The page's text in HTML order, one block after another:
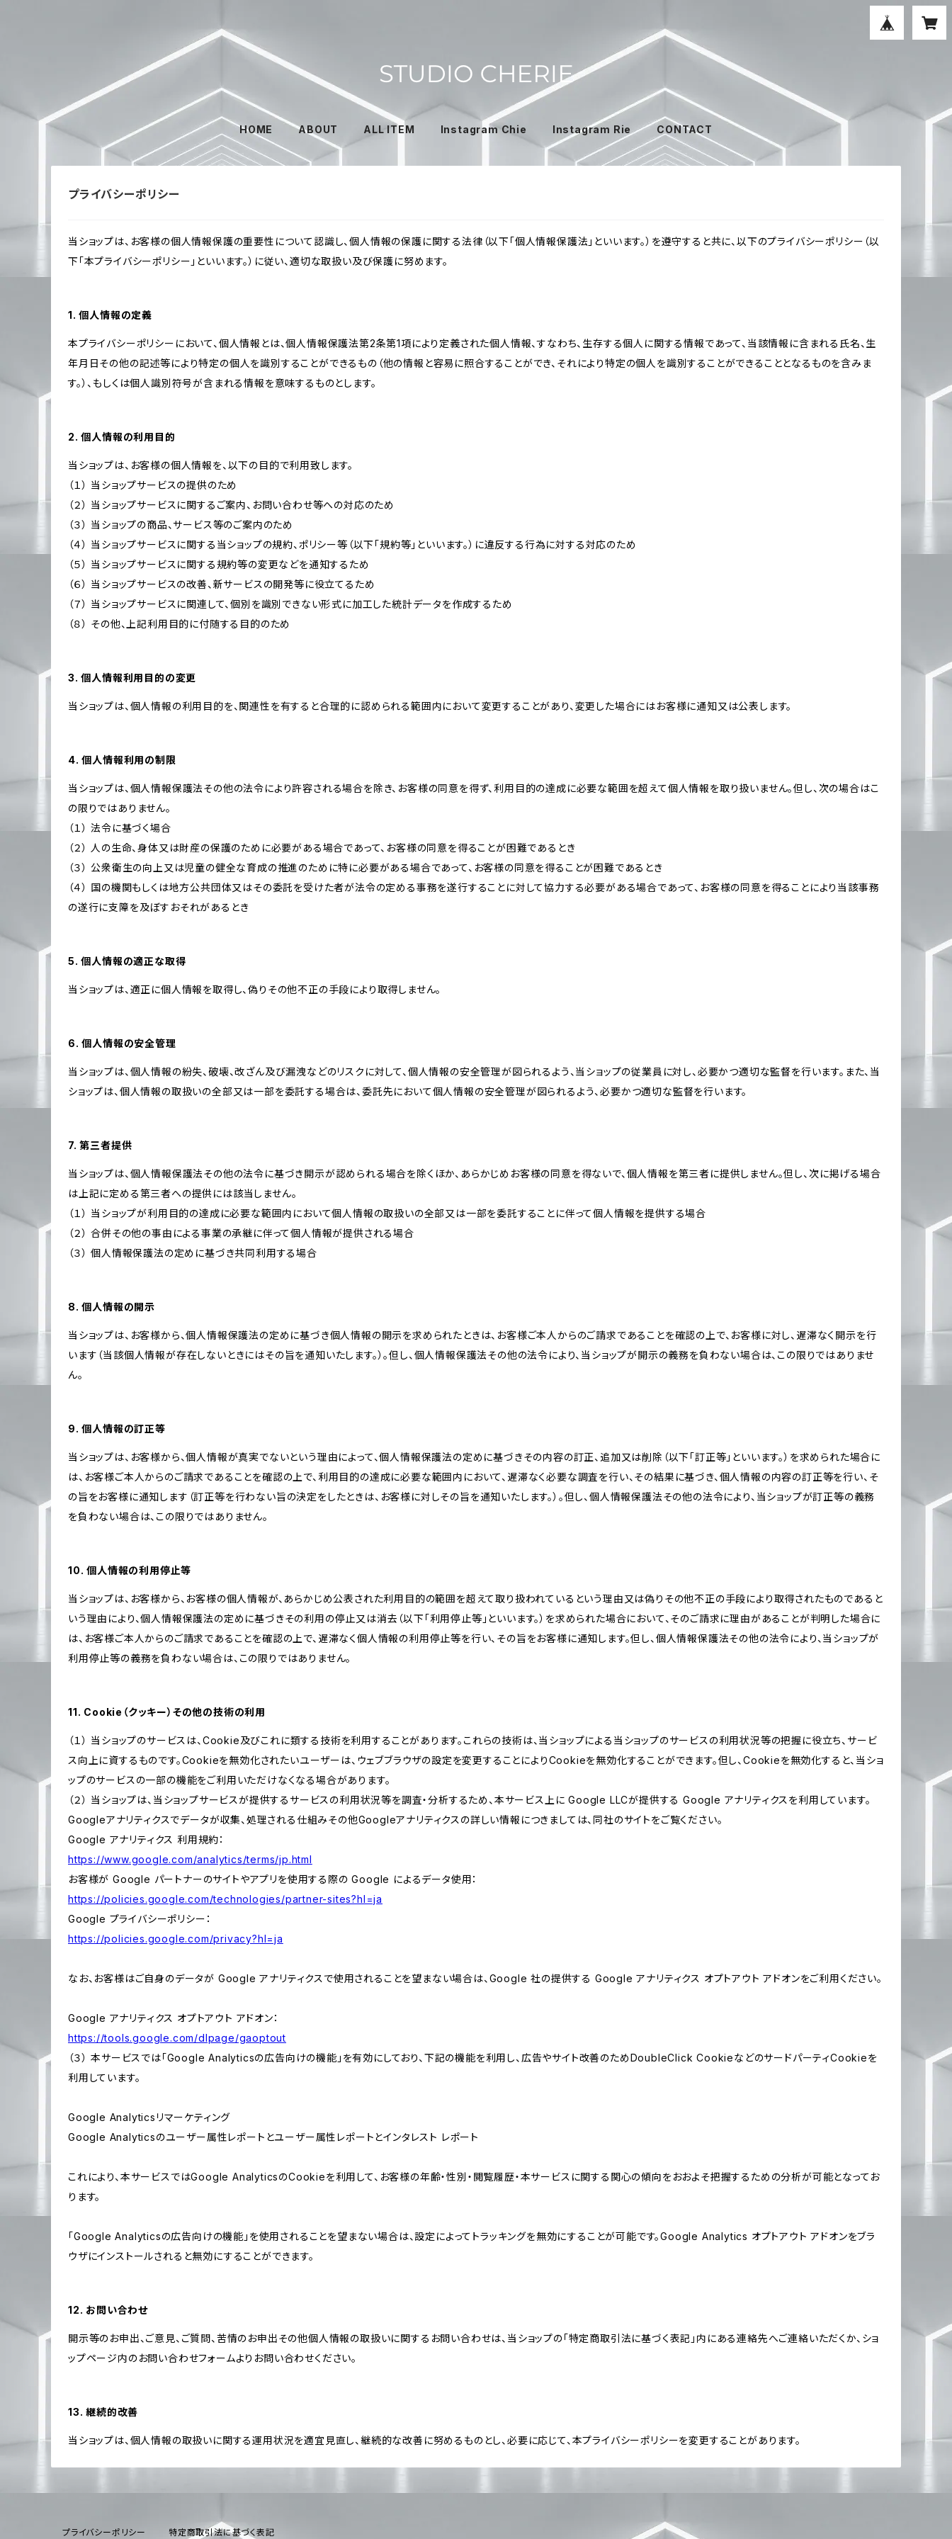
HOME ABOUT ALL ITEM Instagram Chie Instagram Rie CONTACT
プライバシーポリシー
当ショップは、お客様の個人情報保護の重要性について認識し、個人情報の保護に関する法律（以下「個人情報保護法」といいます。）を遵守すると共に、以下のプライバシーポリシー（以
下「本プライバシーポリシー」といいます。）に従い、適切な取扱い及び保護に努めます。
1. 個人情報の定義
本プライバシーポリシーにおいて、個人情報とは、個人情報保護法第2条第1項により定義された個人情報、すなわち、生存する個人に関する情報であって、当該情報に含まれる氏名、生
年月日その他の記述等により特定の個人を識別することができるもの（他の情報と容易に照合することができ、それにより特定の個人を識別することができることとなるものを含みま
す。）、もしくは個人識別符号が含まれる情報を意味するものとします。
2. 個人情報の利用目的
当ショップは、お客様の個人情報を、以下の目的で利用致します。
（１） 当ショップサービスの提供のため
（２） 当ショップサービスに関するご案内、お問い合わせ等への対応のため
（３） 当ショップの商品、サービス等のご案内のため
（４） 当ショップサービスに関する当ショップの規約、ポリシー等（以下「規約等」といいます。）に違反する行為に対する対応のため
（５） 当ショップサービスに関する規約等の変更などを通知するため
（６） 当ショップサービスの改善、新サービスの開発等に役立てるため
（７） 当ショップサービスに関連して、個別を識別できない形式に加工した統計データを作成するため
（８） その他、上記利用目的に付随する目的のため
3. 個人情報利用目的の変更
当ショップは、個人情報の利用目的を、関連性を有すると合理的に認められる範囲内において変更することがあり、変更した場合にはお客様に通知又は公表します。
4. 個人情報利用の制限
当ショップは、個人情報保護法その他の法令により許容される場合を除き、お客様の同意を得ず、利用目的の達成に必要な範囲を超えて個人情報を取り扱いません。但し、次の場合はこ
の限りではありません。
（１） 法令に基づく場合
（２） 人の生命、身体又は財産の保護のために必要がある場合であって、お客様の同意を得ることが困難であるとき
（３） 公衆衛生の向上又は児童の健全な育成の推進のために特に必要がある場合であって、お客様の同意を得ることが困難であるとき
（４） 国の機関もしくは地方公共団体又はその委託を受けた者が法令の定める事務を遂行することに対して協力する必要がある場合であって、お客様の同意を得ることにより当該事務
の遂行に支障を及ぼすおそれがあるとき
5. 個人情報の適正な取得
当ショップは、適正に個人情報を取得し、偽りその他不正の手段により取得しません。
6. 個人情報の安全管理
当ショップは、個人情報の紛失、破壊、改ざん及び漏洩などのリスクに対して、個人情報の安全管理が図られるよう、当ショップの従業員に対し、必要かつ適切な監督を行います。また、当
ショップは、個人情報の取扱いの全部又は一部を委託する場合は、委託先において個人情報の安全管理が図られるよう、必要かつ適切な監督を行います。
7. 第三者提供
当ショップは、個人情報保護法その他の法令に基づき開示が認められる場合を除くほか、あらかじめお客様の同意を得ないで、個人情報を第三者に提供しません。但し、次に掲げる場合
は上記に定める第三者への提供には該当しません。
（１） 当ショップが利用目的の達成に必要な範囲内において個人情報の取扱いの全部又は一部を委託することに伴って個人情報を提供する場合
（２） 合併その他の事由による事業の承継に伴って個人情報が提供される場合
（３） 個人情報保護法の定めに基づき共同利用する場合
8. 個人情報の開示
当ショップは、お客様から、個人情報保護法の定めに基づき個人情報の開示を求められたときは、お客様ご本人からのご請求であることを確認の上で、お客様に対し、遅滞なく開示を行
います（当該個人情報が存在しないときにはその旨を通知いたします。）。但し、個人情報保護法その他の法令により、当ショップが開示の義務を負わない場合は、この限りではありませ
ん。
9. 個人情報の訂正等
当ショップは、お客様から、個人情報が真実でないという理由によって、個人情報保護法の定めに基づきその内容の訂正、追加又は削除（以下「訂正等」といいます。）を求められた場合に
は、お客様ご本人からのご請求であることを確認の上で、利用目的の達成に必要な範囲内において、遅滞なく必要な調査を行い、その結果に基づき、個人情報の内容の訂正等を行い、そ
の旨をお客様に通知します（訂正等を行わない旨の決定をしたときは、お客様に対しその旨を通知いたします。）。但し、個人情報保護法その他の法令により、当ショップが訂正等の義務
を負わない場合は、この限りではありません。
10. 個人情報の利用停止等
当ショップは、お客様から、お客様の個人情報が、あらかじめ公表された利用目的の範囲を超えて取り扱われているという理由又は偽りその他不正の手段により取得されたものであると
いう理由により、個人情報保護法の定めに基づきその利用の停止又は消去（以下「利用停止等」といいます。）を求められた場合において、そのご請求に理由があることが判明した場合に
は、お客様ご本人からのご請求であることを確認の上で、遅滞なく個人情報の利用停止等を行い、その旨をお客様に通知します。但し、個人情報保護法その他の法令により、当ショップが
利用停止等の義務を負わない場合は、この限りではありません。
11. Cookie（クッキー）その他の技術の利用
（１） 当ショップのサービスは、Cookie及びこれに類する技術を利用することがあります。これらの技術は、当ショップによる当ショップのサービスの利用状況等の把握に役立ち、サービ
ス向上に資するものです。Cookieを無効化されたいユーザーは、ウェブブラウザの設定を変更することによりCookieを無効化することができます。但し、Cookieを無効化すると、当ショ
ップのサービスの一部の機能をご利用いただけなくなる場合があります。
（２） 当ショップは、当ショップサービスが提供するサービスの利用状況等を調査・分析するため、本サービス上に Google LLCが提供する Google アナリティクスを利用しています。
Googleアナリティクスでデータが収集、処理される仕組みその他Googleアナリティクスの詳しい情報につきましては、同社のサイトをご覧ください。
Google アナリティクス 利用規約：
https://www.google.com/analytics/terms/jp.html
お客様が Google パートナーのサイトやアプリを使用する際の Google によるデータ使用：
https://policies.google.com/technologies/partner-sites?hl=ja
Google プライバシーポリシー：
https://policies.google.com/privacy?hl=ja
なお、お客様はご自身のデータが Google アナリティクスで使用されることを望まない場合は、Google 社の提供する Google アナリティクス オプトアウト アドオンをご利用ください。
Google アナリティクス オプトアウト アドオン：
https://tools.google.com/dlpage/gaoptout
（３） 本サービスでは「Google Analyticsの広告向けの機能」を有効にしており、下記の機能を利用し、広告やサイト改善のためDoubleClick CookieなどのサードパーティCookieを
利用しています。
Google Analyticsリマーケティング
Google Analyticsのユーザー属性レポートとユーザー属性レポートとインタレスト レポート
これにより、本サービスではGoogle AnalyticsのCookieを利用して、お客様の年齢・性別・閲覧履歴・本サービスに関する関心の傾向をおおよそ把握するための分析が可能となってお
ります。
「Google Analyticsの広告向けの機能」を使用されることを望まない場合は、設定によってトラッキングを無効にすることが可能です。Google Analytics オプトアウト アドオンをブラ
ウザにインストールされると無効にすることができます。
12. お問い合わせ
開示等のお申出、ご意見、ご質問、苦情のお申出その他個人情報の取扱いに関するお問い合わせは、当ショップの「特定商取引法に基づく表記」内にある連絡先へご連絡いただくか、ショ
ップページ内のお問い合わせフォームよりお問い合わせください。
13. 継続的改善
当ショップは、個人情報の取扱いに関する運用状況を適宜見直し、継続的な改善に努めるものとし、必要に応じて、本プライバシーポリシーを変更することがあります。
プライバシーポリシー 特定商取引法に基づく表記